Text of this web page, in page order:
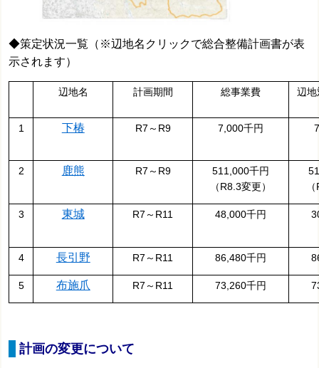
◆策定状況一覧 （※辺地名クリックで総合整備計画書が表
示されます）
辺地名 計画期間 総事業費 辺
1 下椿 R7～R9 7,000千円
2 鹿熊 R7～R9
511,000千円
（R8.3変更）
3 東城 R7～R11 48,000千円
4 長引野 R7～R11 86,480千円
5 布施爪 R7～R11 73,260千円
計画の変更について